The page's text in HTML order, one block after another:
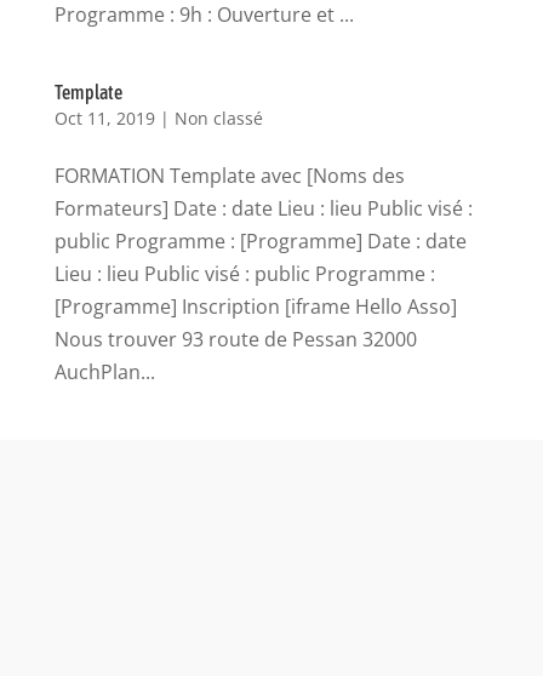
Programme : 9h : Ouverture et ...
Template
Oct 11, 2019| Non classé
FORMATION Template avec [Noms des
Formateurs] Date : date Lieu : lieu Public visé :
public Programme : [Programme] Date : date
Lieu : lieu Public visé : public Programme :
[Programme] Inscription [iframe Hello Asso]
Nous trouver 93 route de Pessan 32000
AuchPlan...